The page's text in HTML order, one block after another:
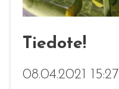
Tiedote!
08.04.2021 15:27